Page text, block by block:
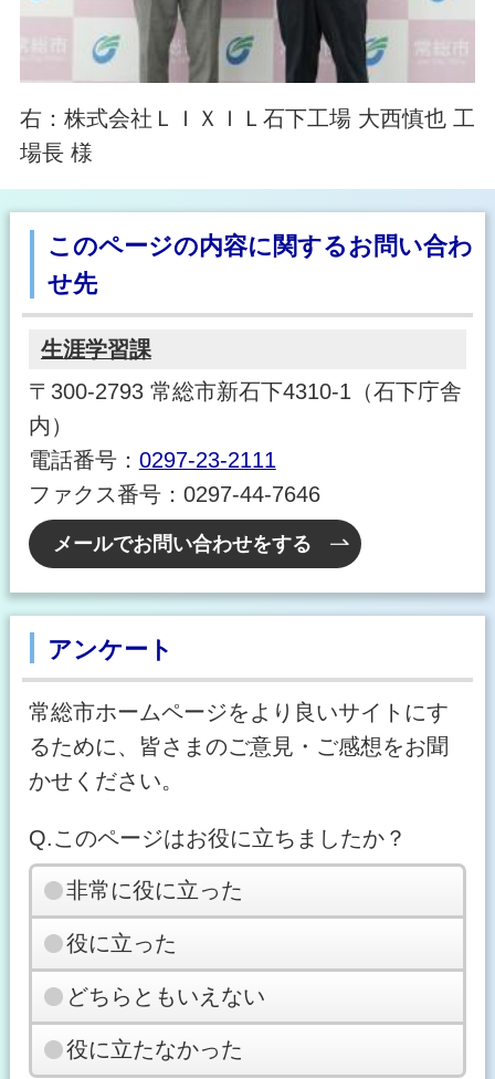
右：株式会社ＬＩＸＩＬ石下工場 大西慎也 工
場長 様
このページの内容に関するお問い合わ
せ先
生涯学習課
〒300-2793 常総市新石下4310-1（石下庁舎
内）
電話番号： 0297-23-2111
ファクス番号：0297-44-7646
メールでお問い合わせをする
アンケート
常総市ホームページをより良いサイトにす
るために、皆さまのご意見・ご感想をお聞
かせください。
Q.このページはお役に立ちましたか？
非常に役に立った
役に立った
どちらともいえない
役に立たなかった